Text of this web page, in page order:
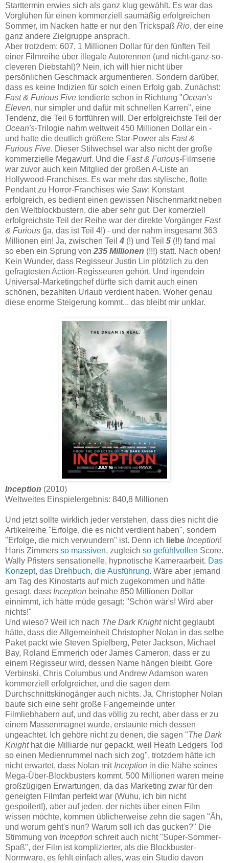
Starttermin erwies sich als ganz klug gewählt. Es war das
Vorglühen für einen kommerziell saumäßig erfolgreichen
Sommer, im Nacken hatte er nur den Trickspaß Rio, der eine
ganz andere Zielgruppe ansprach.
Aber trotzdem: 607, 1 Millionen Dollar für den fünften Teil
einer Filmreihe über illegale Autorennen (und nicht-ganz-so-
cleveren Diebstahl)? Nein, ich will hier nicht über
persönlichen Geschmack argumentieren. Sondern darüber,
dass es keine Indizien für solch einen Erfolg gab. Zunächst:
Fast & Furious Five tendierte schon in Richtung "Ocean's
Eleven, nur simpler und dafür mit schnellen Karren", eine
Tendenz, die Teil 6 fortführen will. Der erfolgreichste Teil der
Ocean's-Trilogie nahm weltweit 450 Millionen Dollar ein -
und hatte die deutlich größere Star-Power als Fast &
Furious Five. Dieser Stilwechsel war also nicht der große
kommerzielle Megawurf. Und die Fast & Furious-Filmserie
war zuvor auch kein Mitglied der großen A-Liste an
Hollywood-Franchises. Es war mehr das stylische, flotte
Pendant zu Horror-Franchises wie Saw: Konstant
erfolgreich, es bedient einen gewissen Nischenmarkt neben
den Weltblockbustern, die aber sehr gut. Der komerziell
erfolgreichste Teil der Reihe war der direkte Vorgänger Fast
& Furious (ja, das ist Teil 4!) - und der nahm insgesamt 363
Millionen ein! Ja, zwischen Teil 4 (!) und Teil 5 (!!) fand mal
so eben ein Sprung von 235 Millionen (!!!) statt. Nach oben!
Kein Wunder, dass Regisseur Justin Lin plötzlich zu den
gefragtesten Action-Regisseuren gehört. Und irgendein
Universal-Marketingchef dürfte sich damit auch einen
schönen, bezahlten Urlaub verdient haben. Woher genau
diese enorme Steigerung kommt... das bleibt mir unklar.
Inception (2010)
Weltweites Einspielergebnis: 840,8 Millionen
Und jetzt sollte wirklich jeder verstehen, dass dies nicht die
Artikelreihe "Erfolge, die es nicht verdient haben", sondern
"Erfolge, die mich verwundern" ist. Denn ich liebe Inception!
Hans Zimmers so massiven, zugleich so gefühlvollen Score.
Wally Pfisters sensationelle, hypnotische Kameraarbeit. Das
Konzept, das Drehbuch, die Ausführung. Wäre aber jemand
am Tag des Kinostarts auf mich zugekommen und hätte
gesagt, dass Inception beinahe 850 Millionen Dollar
einnimmt, ich hätte müde gesagt: "Schön wär's! Wird aber
nichts!"
Und wieso? Weil ich nach The Dark Knightnicht geglaubt
hätte, dass die Allgemeinheit Christopher Nolan in das selbe
Paket packt wie Steven Spielberg, Peter Jackson, Michael
Bay, Roland Emmerich oder James Cameron, dass er zu
einem Regisseur wird, dessen Name hängen bleibt. Gore
Verbinski, Chris Columbus und Andrew Adamson waren
kommerziell erfolgreicher, und die sagen dem
Durchschnittskinogänger auch nichts. Ja, Christopher Nolan
baute sich eine sehr große Fangemeinde unter
Filmliebhabern auf, und das völlig zu recht, aber dass er zu
einem Massenmagnet wurde, erstaunte mich dessen
ungeachtet. Ich gehöre nicht zu denen, die sagen "The Dark
Knighthat die Milliarde nur gepackt, weil Heath Ledgers Tod
so einen Medienrummel nach sich zog", trotzdem hätte ich
nicht erwartet, dass Nolan mit Inception in die Nähe seines
Mega-Über-Blockbusters kommt. 500 Millionen waren meine
großzügigen Erwartungen, da das Marketing zwar für den
geneigten Filmfan perfekt war (Wuhu, ich bin nicht
gespoilert!), aber auf jeden, der nichts über einen Film
wissen möchte, kommen üblicherweise zehn die sagen "Äh,
und worum geht's nun? Warum soll ich das gucken?" Die
Stimmung von Inception schreit auch nicht "Super-Sommer-
Spaß", der Film ist komplizierter, als die Blockbuster-
Normware, es fehlt einfach alles, was ein Studio davon